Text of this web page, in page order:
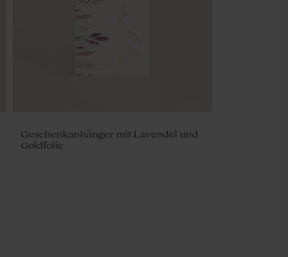
Geschenkanhänger mit Lavendel und
Goldfolie